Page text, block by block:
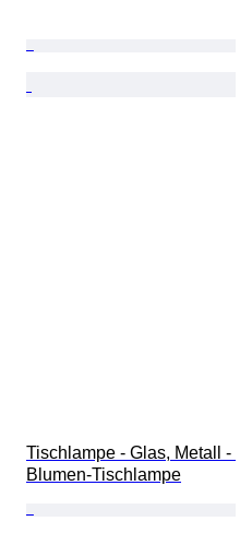
Tischlampe - Glas, Metall -
Blumen-Tischlampe